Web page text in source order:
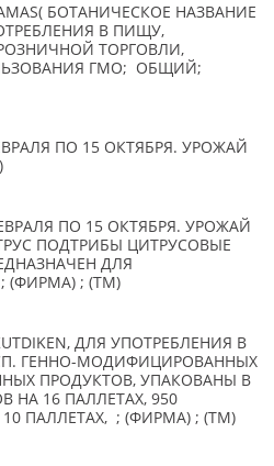
БОТАНИЧЕСКОЕ НАЗВАНИЕ
В ПИЩУ,
ТОРГОВЛИ,
ГМО; ОБЩИЙ;
ПО 15 ОКТЯБРЯ. УРОЖАЙ
ПО 15 ОКТЯБРЯ. УРОЖАЙ
ПОДТРИБЫ ЦИТРУСОВЫЕ
ДЛЯ
; (TM)
ДЛЯ УПОТРЕБЛЕНИЯ В
ГЕННО-МОДИФИЦИРОВАННЫХ
ПРОДУКТОВ, УПАКОВАНЫ В
НА 16 ПАЛЛЕТАХ, 950
ПАЛЛЕТАХ, ; (ФИРМА) ; (TM)